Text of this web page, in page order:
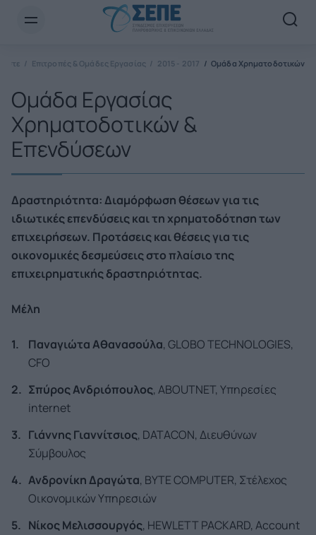
Επιτροπές & Ομάδες Εργασίας 2015 - 2017 Ομάδα Χρηματοδοτικών
Ομάδα Εργασίας
Χρηματοδοτικών &
Επενδύσεων
Δραστηριότητα: Διαμόρφωση θέσεων για τις
ιδιωτικές επενδύσεις και τη χρηματοδότηση των
επιχειρήσεων. Προτάσεις και θέσεις για τις
οικονομικές δεσμεύσεις στο πλαίσιο της
επιχειρηματικής δραστηριότητας.
Μέλη
Παναγιώτα Αθανασούλα, GLOBO TECHNOLOGIES,
CFO
Σπύρος Ανδριόπουλος, ABOUTNET, Υπηρεσίες
internet
Γιάννης Γιαννίτσιος, DATACON, Διευθύνων
Σύμβουλος
Ανδρονίκη Δραγώτα, BYTE COMPUTER, Στέλεχος
Οικονομικών Υπηρεσιών
ΝίκοςΜελισσουργός, HEWLETT PACKARD, Account
Newsletter Email*